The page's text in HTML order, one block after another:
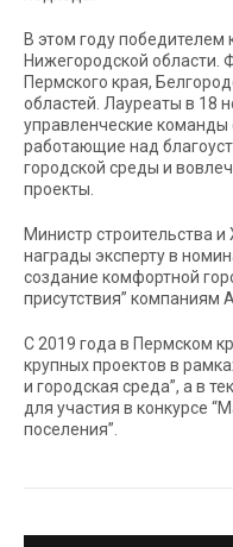
В этом году победителем
Нижегородской области.
Пермского края,
областей. Лауреаты в 18
управленческие
работающие над
городской среды и
проекты.
Министр строительства
награды эксперту в
создание комфортной
присутствия” компаниям
С 2019 года в Пермском
крупных проектов в
и городская среда”, а в
для участия в конкурсе
поселения”.